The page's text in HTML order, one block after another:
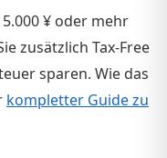
¥ oder mehr
zusätzlich Tax-Free
sparen. Wie das
kompletter Guide zu